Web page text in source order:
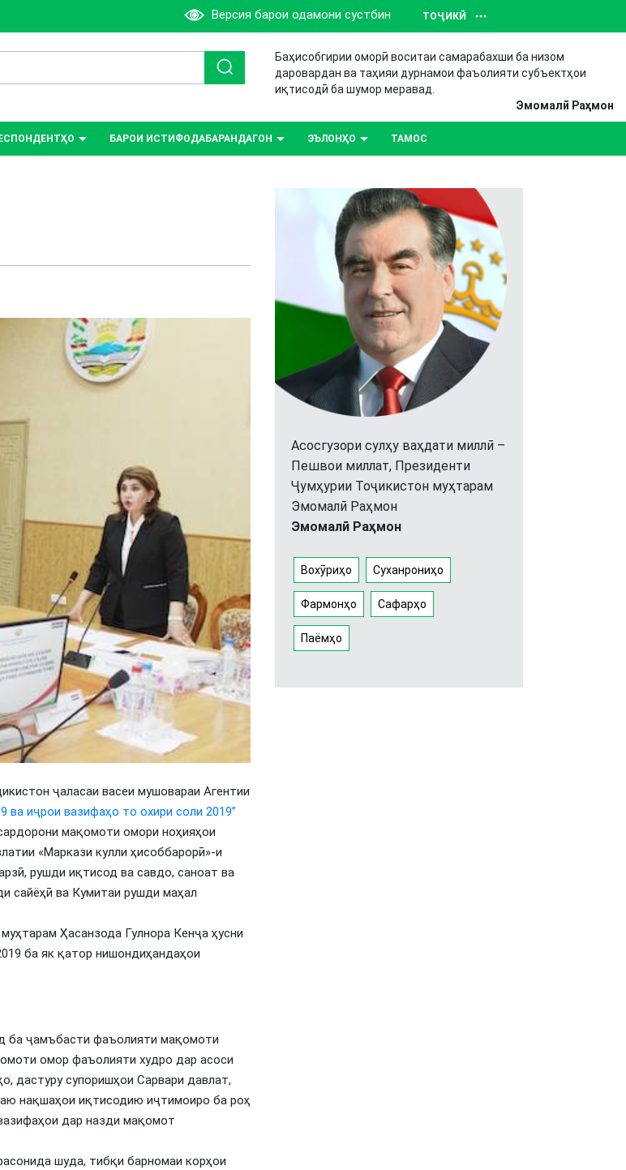
Версия барои одамони сустбин ТОҶИКӢ
Баҳисобгирии оморӣ воситаи самарабахши ба низом
даровардан ва таҳияи дурнамои фаъолияти субъектҳои
иқтисодӣ ба шумор меравад.
Эмомалӣ Раҳмон
БАРОИ ИСТИФОДАБАРАНДАГОН ЭЪЛОНҲО ТАМОС
ҷаласаи васеи мушовараи Агентии
иҷрои вазифаҳо то охири соли 2019”
мақомоти омори ноҳияҳои
«Маркази кулли ҳисоббарорӣ»-и
рушди иқтисод ва савдо, саноат ва
сайёҳӣ ва Кумитаи рушди маҳал
Ҳасанзода Гулнора Кенҷа ҳусни
ба як қатор нишондиҳандаҳои
ба ҷамъбасти фаъолияти мақомоти
омор фаъолияти худро дар асоси
дастуру супоришҳои Сарвари давлат,
нақшаҳои иқтисодию иҷтимоиро ба роҳ
дар назди мақомот
шуда, тибқи барномаи корҳои
Асосгузори сулҳу ваҳдати миллӣ –
Пешвои миллат, Президенти
Ҷумҳурии Тоҷикистон муҳтарам
Эмомалӣ Раҳмон
Эмомалӣ Раҳмон
Вохӯриҳо Суханрониҳо
Фармонҳо Сафарҳо
Паёмҳо